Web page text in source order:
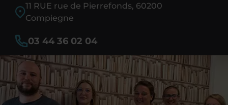
11 RUE rue de Pierrefonds, 60200
Compiegne
03 44 36 02 04